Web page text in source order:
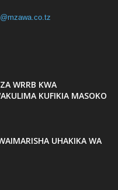
WRRB KWA
KUFIKIA MASOKO
UHAKIKA WA